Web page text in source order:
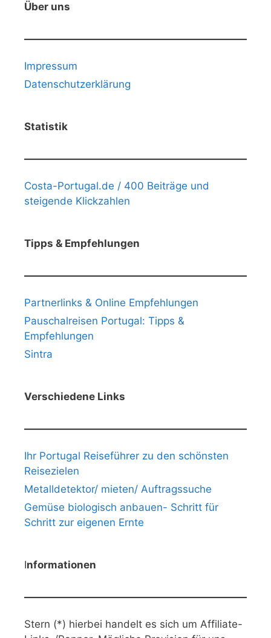
Über uns
Impressum
Datenschutzerklärung
Statistik
Costa-Portugal.de / 400 Beiträge und
steigende Klickzahlen
Tipps & Empfehlungen
Partnerlinks & Online Empfehlungen
Pauschalreisen Portugal: Tipps &
Empfehlungen
Sintra
Verschiedene Links
Ihr Portugal Reiseführer zu den schönsten
Reisezielen
Metalldetektor/ mieten/ Auftragssuche
Gemüse biologisch anbauen- Schritt für
Schritt zur eigenen Ernte
Informationen
Stern (*) hierbei handelt es sich um Affiliate-